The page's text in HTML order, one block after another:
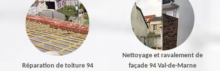
Réparation de toiture 94
Nettoyage et ravalement de
façade 94 Val-de-Marne